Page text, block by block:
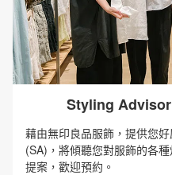
Styling Advisor
藉由無印良品服飾，提供您
(SA)，將傾聽您對服飾的各
提案，歡迎預約。